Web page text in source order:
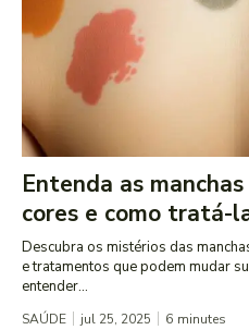
Entenda as
cores e como tratá-
Descubra os mistérios das
e tratamentos que podem mudar
entender...
SAÚDE jul 25, 2025 6 minutes